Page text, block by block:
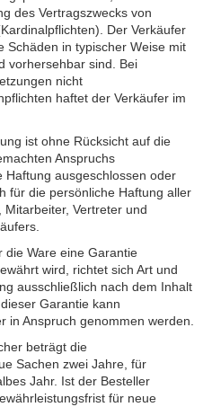
des Vertragszwecks von
Der Verkäufer
Schäden in typischer Weise mit
vorhersehbar sind. Bei
nicht
haftet der Verkäufer im
ist ohne Rücksicht auf die
Anspruchs
Haftung ausgeschlossen oder
für die persönliche Haftung aller
Vertreter und
Verkäufers.
die Ware eine Garantie
wird, richtet sich Art und
ausschließlich nach dem Inhalt
Garantie kann
in Anspruch genommen werden.
beträgt die
Sachen zwei Jahre, für
Jahr. Ist der Besteller
für neue